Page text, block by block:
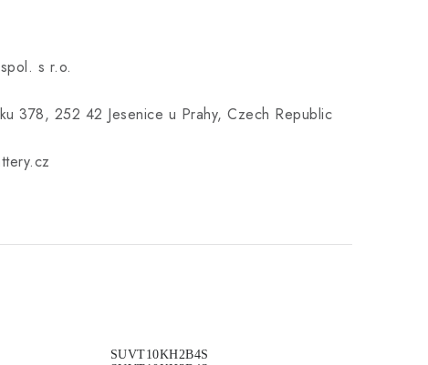
s r.o.
378, 252 42 Jesenice u Prahy, Czech Republic
SUVT10KH2B4S